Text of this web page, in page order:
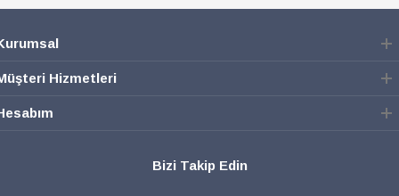
Hizmetleri
Bizi Takip Edin